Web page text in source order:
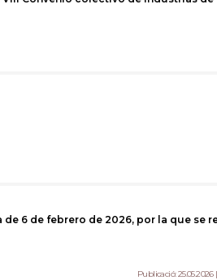
6 de febrero de 2026, por la que se
Publicació: